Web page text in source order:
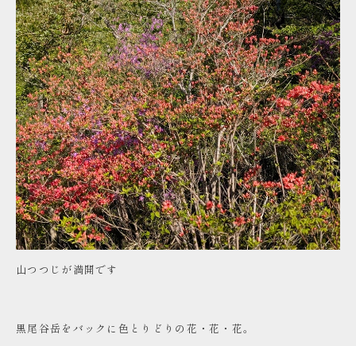
山つつじが満開です
黒尾谷岳をバックに色とりどりの花・花・花。